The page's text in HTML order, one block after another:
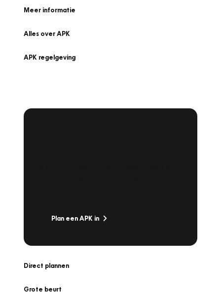
Meer informatie
Alles over APK
APK regelgeving
Plan een APK in
Direct plannen
Grote beurt